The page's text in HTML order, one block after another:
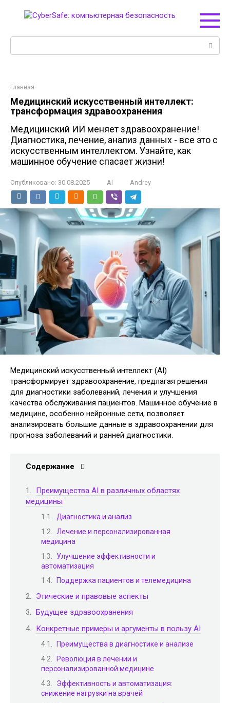
Главная
Медицинский искусственный интеллект:
трансформация здравоохранения
Медицинский ИИ меняет здравоохранение!
Диагностика, лечение, анализ данных - все это с
искусственным интеллектом. Узнайте, как
машинное обучение спасает жизни!
Опубликовано: 30.08.2025 AI Andrey
Медицинский искусственный интеллект (AI)
трансформирует здравоохранение, предлагая решения
для диагностики заболеваний, лечения и улучшения
качества обслуживания пациентов. Машинное обучение в
медицине, особенно нейронные сети, позволяет
анализировать большие данные в здравоохранении для
прогноза заболеваний и ранней диагностики.
Содержание
Преимущества AI в различных областях
медицины
Диагностика и анализ
Лечение и персонализированная
медицина
Улучшение эффективности и
автоматизация
Поддержка пациентов и телемедицина
Этические и правовые аспекты
Будущее здравоохранения
Конкретные примеры и аргументы в пользу AI
Преимущества в диагностике и анализе
Революция в лечении и
персонализированной медицине
Эффективность и автоматизация:
снижение нагрузки на врачей